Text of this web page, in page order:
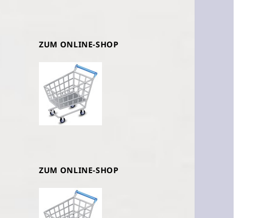
ZUM ONLINE-SHOP
ZUM ONLINE-SHOP